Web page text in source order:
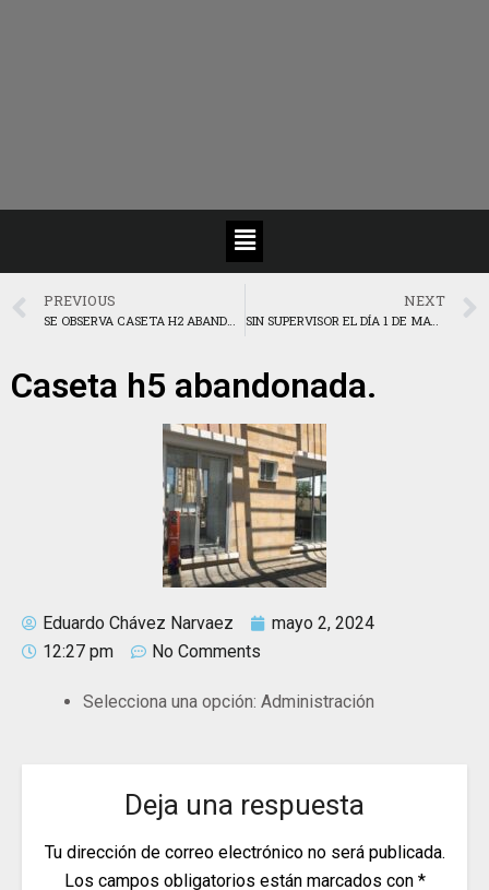
PREVIOUS
SE OBSERVA CASETA H2 ABANDONADA
NEXT
SIN SUPERVISOR EL DÍA 1 DE MAYO
Caseta h5 abandonada.
Eduardo Chávez Narvaez
mayo 2, 2024
12:27 pm
No Comments
Selecciona una opción: Administración
Deja una respuesta
Tu dirección de correo electrónico no será publicada.
Los campos obligatorios están marcados con *